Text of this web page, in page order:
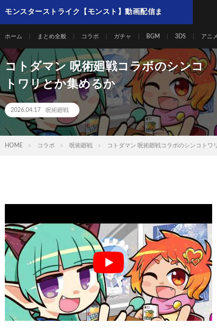
モンスターストライク【モンスト】動画配信ま
ホーム まとめ全般 コラボ ガチャ BGM 3DS アニ
コトダマン 呪術廻戦コラボのシンコ
トワリとか集めるか
2026.04.17 呪術廻戦
HOME コラボ 呪術廻戦 コトダマン 呪術廻戦コラボのシンコトワ